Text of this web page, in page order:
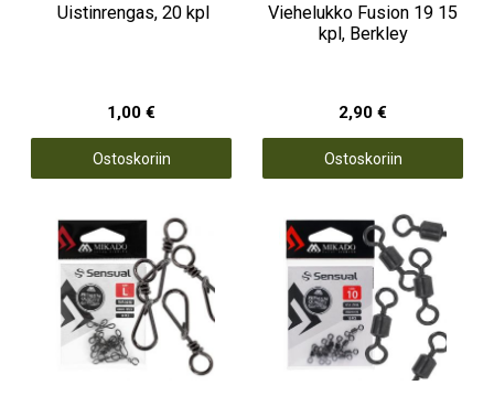
Uistinrengas, 20 kpl
1,00 €
Ostoskoriin
Viehelukko Fusion 19 15
kpl, Berkley
2,90 €
Ostoskoriin